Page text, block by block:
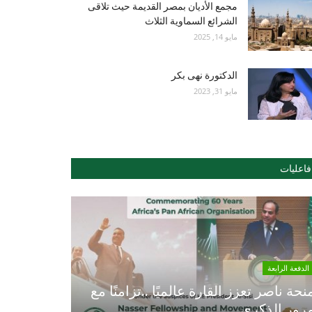
مجمع الأديان بمصر القديمة حيث تلاقى
الشرائع السماوية الثلاث
مايو 14, 2025
الدكتورة نهى بكر
مايو 31, 2023
فاعليات
الدفعة الرابعة
ناصر تعزز القارة عالميًا ..تزامنًا مع